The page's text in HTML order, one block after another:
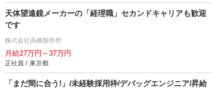
天体望遠鏡メーカーの「経理職」セカンドキャリアも歓迎
です
株式会社高橋製作所
月給27万円～37万円
正社員 / 東京都
「まだ間に合う!」/未経験採用枠/デバッグエンジニア/昇給